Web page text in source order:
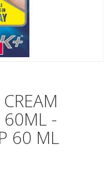
60ML -
60 ML